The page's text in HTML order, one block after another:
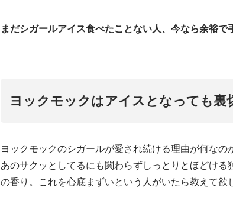
まだシガールアイス食べたことない人、今なら余裕で
ヨックモックはアイスとなっても裏
ヨックモックのシガールが愛され続ける理由が何なの
あのサクッとしてるにも関わらずしっとりとほどけ
の香り。これを心底まずいという人がいたら教えて欲